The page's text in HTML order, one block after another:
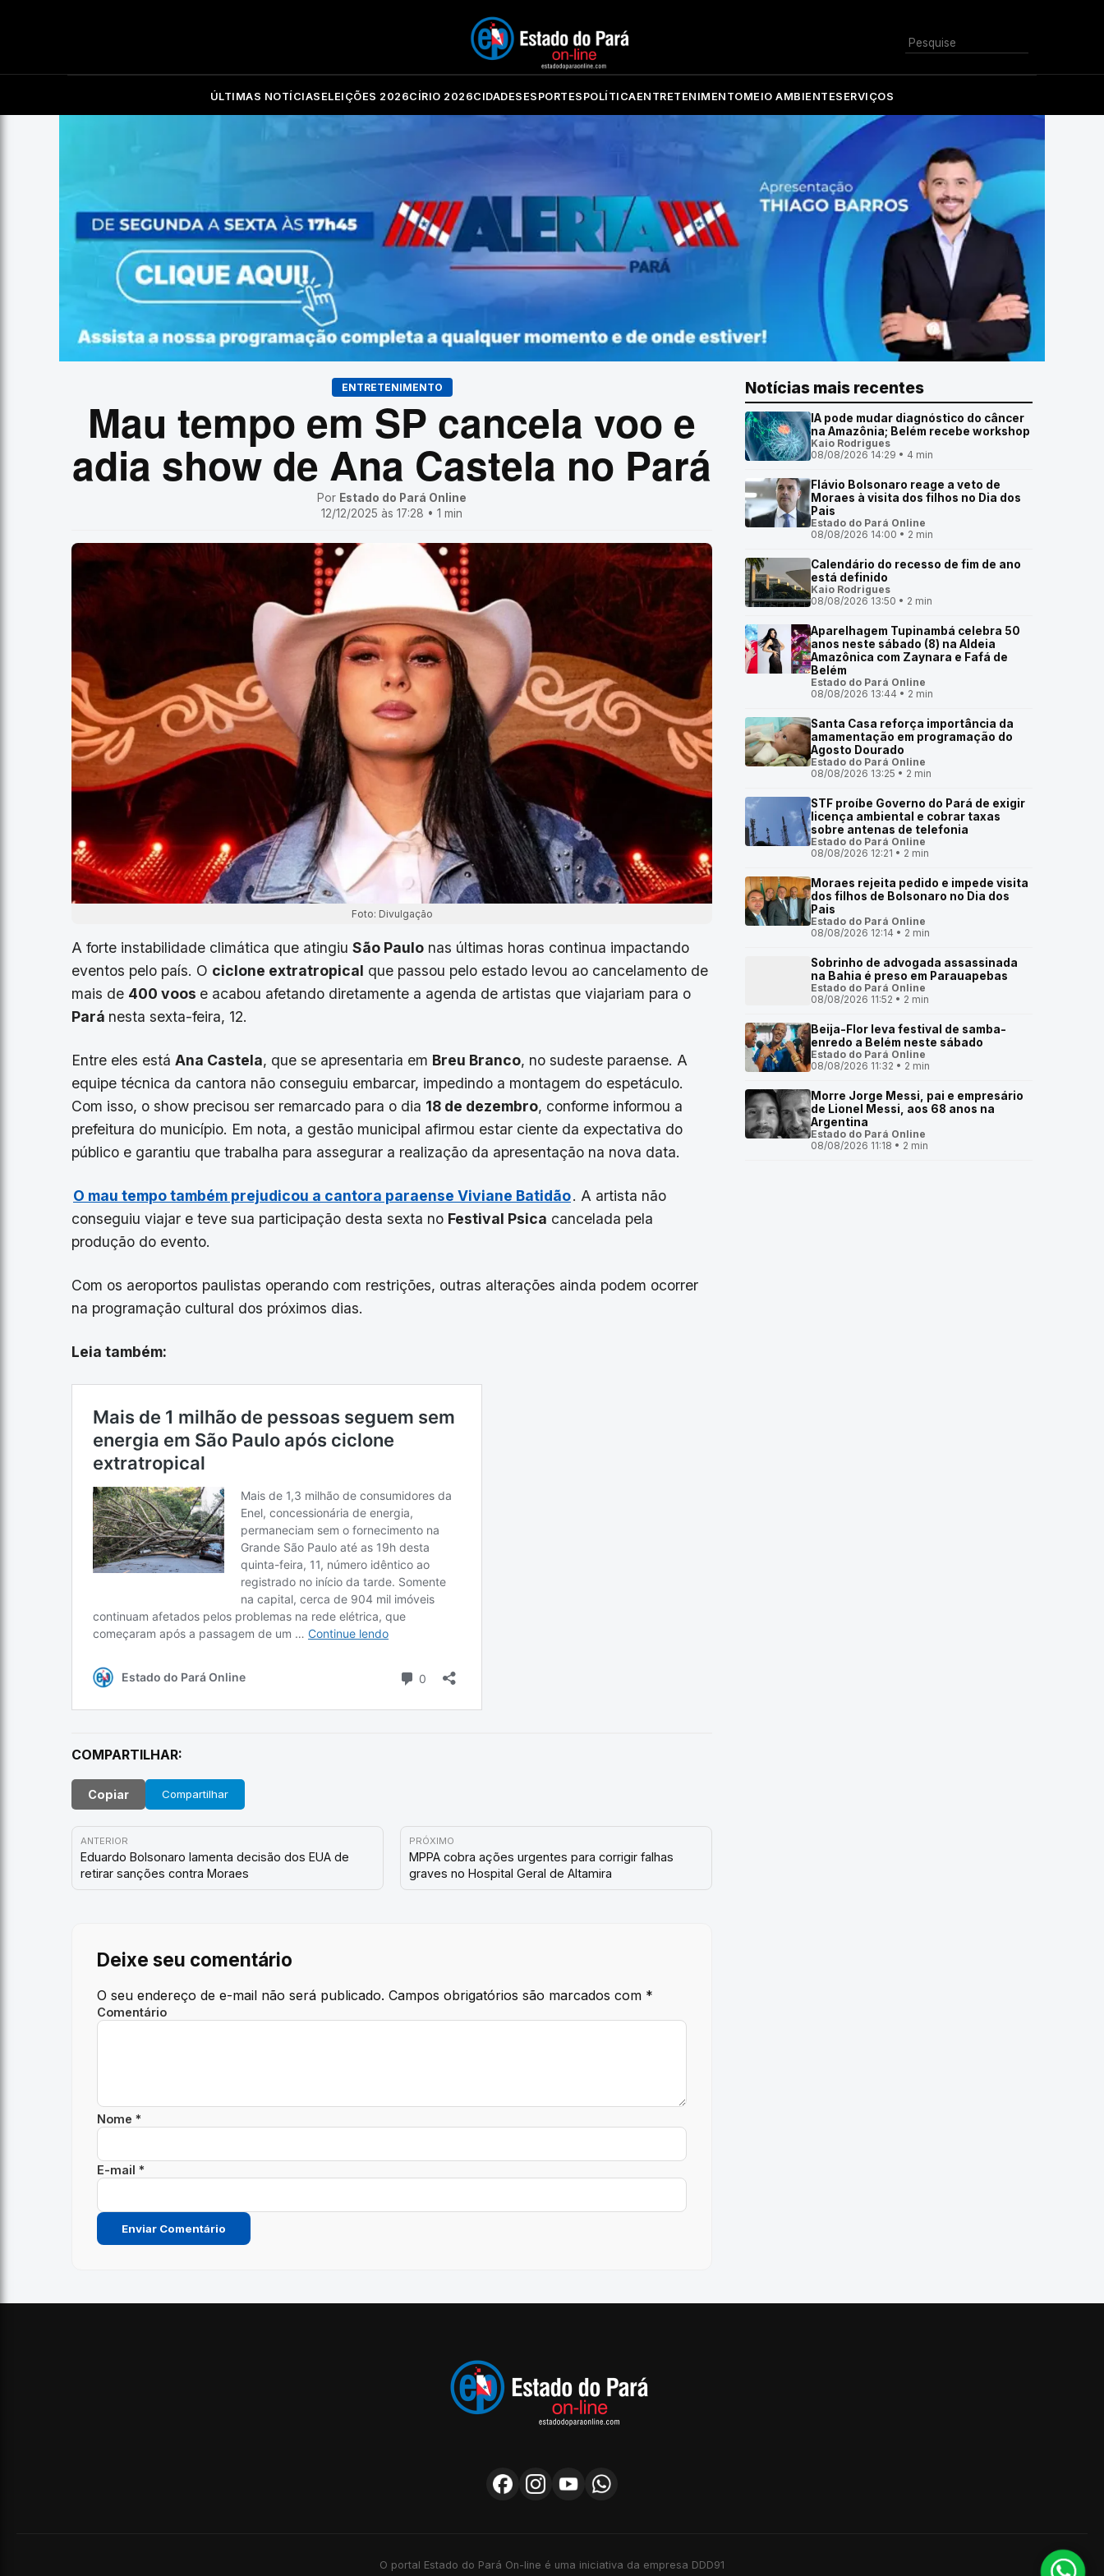
Buscar
ÚLTIMAS NOTÍCIAS ELEIÇÕES 2026CÍRIO 2026CIDADES ESPORTES POLÍTICAENTRETENIMENTOMEIO AMBIENTESERVIÇOS
ENTRETENIMENTO
Mau tempo em SP cancela voo e
adia show de Ana Castela no Pará
Por Estado do Pará Online
12/12/2025 às 17:28 • 1 min
Foto: Divulgação
A forte instabilidade climática que atingiu São Paulo nas últimas horas continua impactando
eventos pelo país. O ciclone extratropical que passou pelo estado levou ao cancelamento de
mais de 400 voos e acabou afetando diretamente a agenda de artistas que viajariam para o
Pará nesta sexta-feira, 12.
Entre eles está Ana Castela, que se apresentaria em Breu Branco, no sudeste paraense. A
equipe técnica da cantora não conseguiu embarcar, impedindo a montagem do espetáculo.
Com isso, o show precisou ser remarcado para o dia 18 de dezembro, conforme informou a
prefeitura do município. Em nota, a gestão municipal afirmou estar ciente da expectativa do
público e garantiu que trabalha para assegurar a realização da apresentação na nova data.
O mau tempo também prejudicou a cantora paraense Viviane Batidão. A artista não
conseguiu viajar e teve sua participação desta sexta no Festival Psica cancelada pela
produção do evento.
Com os aeroportos paulistas operando com restrições, outras alterações ainda podem ocorrer
na programação cultural dos próximos dias.
Leia também:
COMPARTILHAR:
Copiar Compartilhar
ANTERIOR
Eduardo Bolsonaro lamenta decisão dos EUA de
retirar sanções contra Moraes
PRÓXIMO
MPPA cobra ações urgentes para corrigir falhas
graves no Hospital Geral de Altamira
Deixe seu comentário
O seu endereço de e-mail não será publicado. Campos obrigatórios são marcados com *
Comentário
Nome *
E-mail *
Notícias mais recentes
IA pode mudar diagnóstico do câncer
na Amazônia; Belém recebe workshop
Kaio Rodrigues
08/08/2026 14:29 • 4 min
Flávio Bolsonaro reage a veto de
Moraes à visita dos filhos no Dia dos
Pais
Estado do Pará Online
08/08/2026 14:00 • 2 min
Calendário do recesso de fim de ano
está definido
Kaio Rodrigues
08/08/2026 13:50 • 2 min
Aparelhagem Tupinambá celebra 50
anos neste sábado (8) na Aldeia
Amazônica com Zaynara e Fafá de
Belém
Estado do Pará Online
08/08/2026 13:44 • 2 min
Santa Casa reforça importância da
amamentação em programação do
Agosto Dourado
Estado do Pará Online
08/08/2026 13:25 • 2 min
STF proíbe Governo do Pará de exigir
licença ambiental e cobrar taxas
sobre antenas de telefonia
Estado do Pará Online
08/08/2026 12:21 • 2 min
Moraes rejeita pedido e impede visita
dos filhos de Bolsonaro no Dia dos
Pais
Estado do Pará Online
08/08/2026 12:14 • 2 min
Sobrinho de advogada assassinada
na Bahia é preso em Parauapebas
Estado do Pará Online
08/08/2026 11:52 • 2 min
Beija-Flor leva festival de samba-
enredo a Belém neste sábado
Estado do Pará Online
08/08/2026 11:32 • 2 min
Morre Jorge Messi, pai e empresário
de Lionel Messi, aos 68 anos na
Argentina
Estado do Pará Online
08/08/2026 11:18 • 2 min
O portal Estado do Pará On-line é uma iniciativa da empresa DDD91